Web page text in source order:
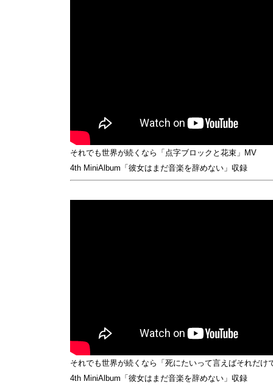
それでも世界が続くなら「点字ブロックと花束」MV
4th MiniAlbum「彼女はまだ音楽を辞めない」収録
それでも世界が続くなら「死にたいって言えばそれだけ
4th MiniAlbum「彼女はまだ音楽を辞めない」収録